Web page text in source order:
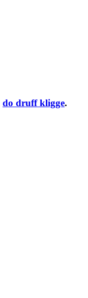
do druff kligge.